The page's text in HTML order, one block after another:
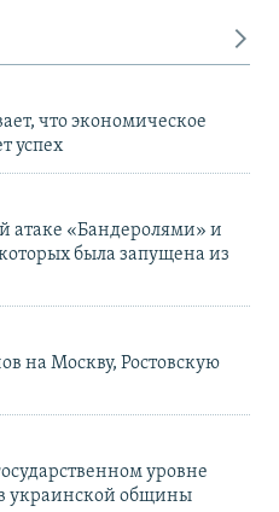
что экономическое
успех
атаке «Бандеролями» и
была запущена из
на Москву, Ростовскую
уровне
украинской общины